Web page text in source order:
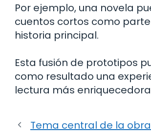
Por ejemplo, una novela
cuentos cortos como
historia principal.
Esta fusión de prototipos
como resultado una
lectura más
Tema central de la